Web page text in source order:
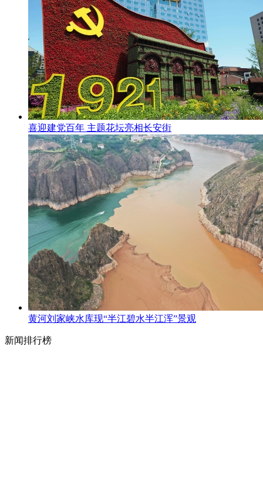
喜迎建党百年 主题花坛亮相长安街
黄河刘家峡水库现“半江碧水半江浑”景观
新闻排行榜